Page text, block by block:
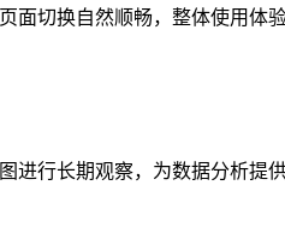
切换自然顺畅，整体使用体验
行长期观察，为数据分析提